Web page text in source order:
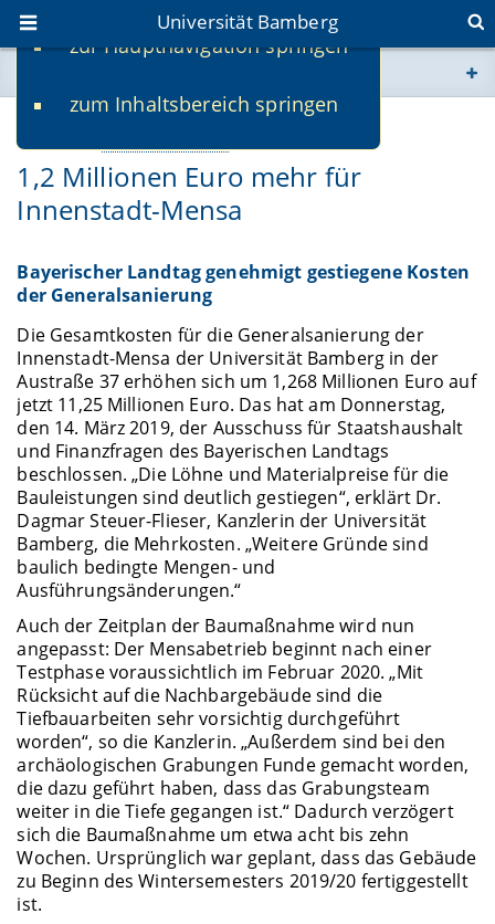
zur Hauptnavigation springen
zum Inhaltsbereich springen
Universität Bamberg
www.uni-bamberg.de
univis.uni-bamberg.de
15.03.2019
1,2 Millionen Euro mehr für
Innenstadt-Mensa
Bayerischer Landtag genehmigt gestiegene Kosten
der Generalsanierung
Die Gesamtkosten für die Generalsanierung der
Innenstadt-Mensa der Universität Bamberg in der
Austraße 37 erhöhen sich um 1,268 Millionen Euro auf
jetzt 11,25 Millionen Euro. Das hat am Donnerstag,
den 14. März 2019, der Ausschuss für Staatshaushalt
und Finanzfragen des Bayerischen Landtags
beschlossen. „Die Löhne und Materialpreise für die
Bauleistungen sind deutlich gestiegen“, erklärt Dr.
Dagmar Steuer-Flieser, Kanzlerin der Universität
Bamberg, die Mehrkosten. „Weitere Gründe sind
baulich bedingte Mengen- und
Ausführungsänderungen.“
Auch der Zeitplan der Baumaßnahme wird nun
angepasst: Der Mensabetrieb beginnt nach einer
Testphase voraussichtlich im Februar 2020. „Mit
Rücksicht auf die Nachbargebäude sind die
Tiefbauarbeiten sehr vorsichtig durchgeführt
worden“, so die Kanzlerin. „Außerdem sind bei den
archäologischen Grabungen Funde gemacht worden,
die dazu geführt haben, dass das Grabungsteam
weiter in die Tiefe gegangen ist.“ Dadurch verzögert
sich die Baumaßnahme um etwa acht bis zehn
Wochen. Ursprünglich war geplant, dass das Gebäude
zu Beginn des Wintersemesters 2019/20 fertiggestellt
ist.